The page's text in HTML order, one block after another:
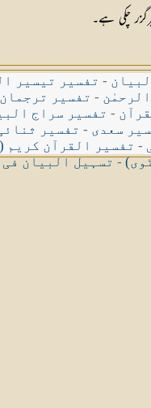
چکی ہے۔
- تفسیر تیسیر
- تفسیر
- تفسیر سراج
سعدی - تفسیر
- تفسیر القرآن کریم
-تسہیل البیان